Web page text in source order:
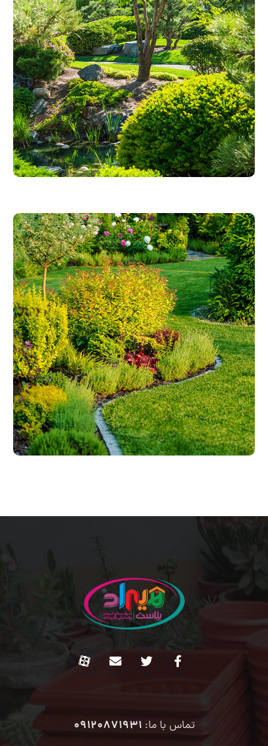
تماس با ما:09120871931